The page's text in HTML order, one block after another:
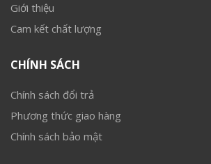
Giới thiệu
Cam kết chất lượng
CHÍNH SÁCH
Chính sách đổi trả
Phương thức giao hàng
Chính sách bảo mật